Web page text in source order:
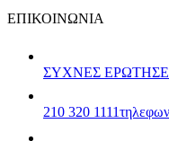
ΕΠΙΚΟΙΝΩΝΙΑ
ΣΥΧΝΕΣ
210 320 1111